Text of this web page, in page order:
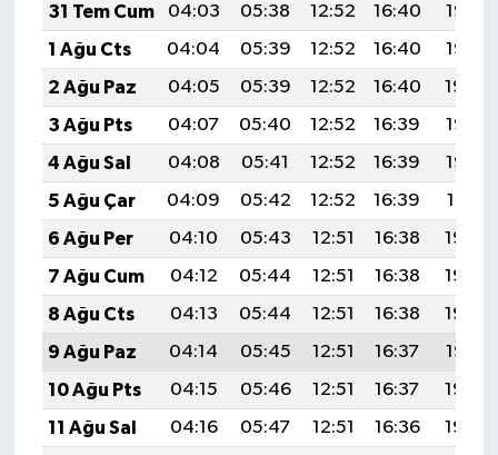
31 Tem Cum
04:03 05:38 12:52 16:40
19:56
1 Ağu Cts
04:04 05:39 12:52 16:40
19:55
2 Ağu Paz
04:05 05:39 12:52 16:40
19:54
3 Ağu Pts
04:07 05:40 12:52 16:39
19:53
4 Ağu Sal
04:08 05:41 12:52 16:39
19:52
5 Ağu Çar
04:09 05:42 12:52 16:39
19:51
6 Ağu Per
04:10 05:43 12:51 16:38
19:50
7 Ağu Cum
04:12 05:44 12:51 16:38
19:49
8 Ağu Cts
04:13 05:44 12:51 16:38
19:48
9 Ağu Paz
04:14 05:45 12:51 16:37
19:47
10 Ağu Pts
04:15 05:46 12:51 16:37
19:46
11 Ağu Sal
04:16 05:47 12:51 16:36
19:45